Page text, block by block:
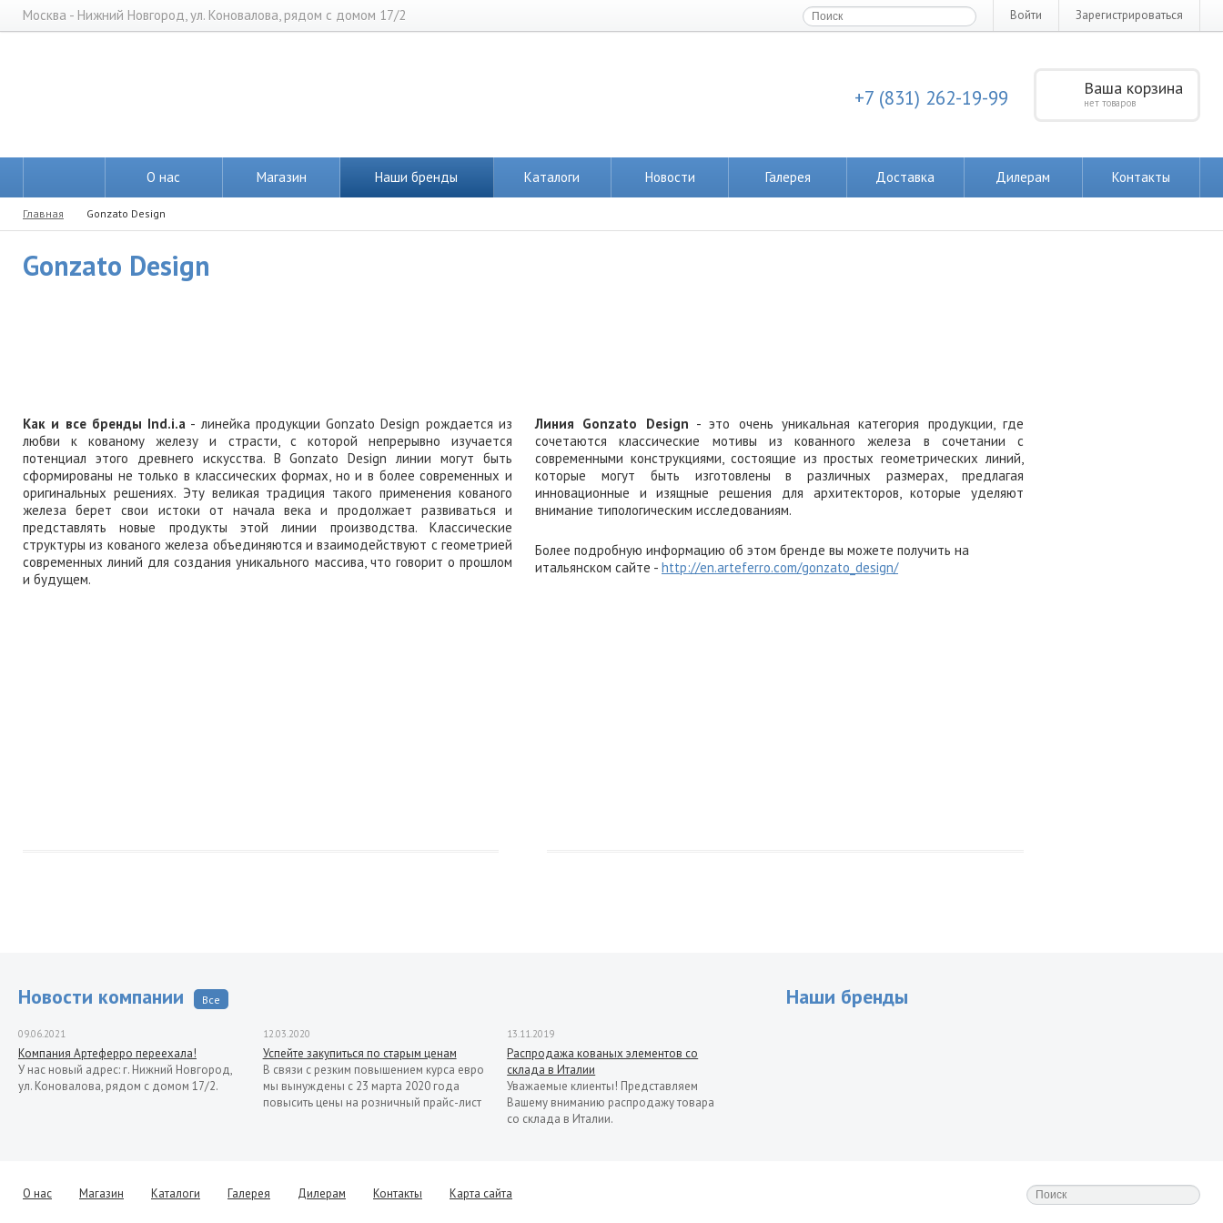
Москва - Нижний Новгород, ул. Коновалова, рядом с домом 17/2 Войти Зарегистрироваться
Ваша корзина
нет товаров
+7 (831) 262-19-99
О нас Магазин Наши бренды Каталоги Новости Галерея Доставка Дилерам Контакты
Главная Gonzato Design
Gonzato Design
Как и все бренды Ind.i.a - линейка продукции Gonzato Design рождается из
любви к кованому железу и страсти, с которой непрерывно изучается
потенциал этого древнего искусства. В Gonzato Design линии могут быть
сформированы не только в классических формах, но и в более современных и
оригинальных решениях. Эту великая традиция такого применения кованого
железа берет свои истоки от начала века и продолжает развиваться и
представлять новые продукты этой линии производства. Классические
структуры из кованого железа объединяются и взаимодействуют с геометрией
современных линий для создания уникального массива, что говорит о прошлом
и будущем.
Линия Gonzato Design - это очень уникальная категория продукции, где
сочетаются классические мотивы из кованного железа в сочетании с
современными конструкциями, состоящие из простых геометрических линий,
которые могут быть изготовлены в различных размерах, предлагая
инновационные и изящные решения для архитекторов, которые уделяют
внимание типологическим исследованиям.
Более подробную информацию об этом бренде вы можете получить на
итальянском сайте - http://en.arteferro.com/gonzato_design/
Наши бренды
Новости компании Все
09.06.2021
Компания Артеферро переехала!
У нас новый адрес: г. Нижний Новгород,
ул. Коновалова, рядом с домом 17/2.
12.03.2020
Успейте закупиться по старым ценам
В связи с резким повышением курса евро
мы вынуждены с 23 марта 2020 года
повысить цены на розничный прайс-лист
13.11.2019
Распродажа кованых элементов со
склада в Италии
Уважаемые клиенты! Представляем
Вашему вниманию распродажу товара
со склада в Италии.
О нас Магазин Каталоги Галерея Дилерам Контакты Карта сайта